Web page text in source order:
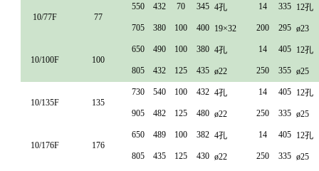
10/77F 77
550 432 70 345 4孔
19×32
14 335 12孔
ø23
705 380 100 400 200 295
10/100F 100
650 490 100 380 4孔
ø22
14 405 12孔
ø25
805 432 125 435 250 355
10/135F 135
730 540 100 432 4孔
ø22
14 405 12孔
ø25
905 482 125 480 250 335
10/176F 176
650 489 100 382 4孔
ø22
14 405 12孔
ø25
805 435 125 430 250 335